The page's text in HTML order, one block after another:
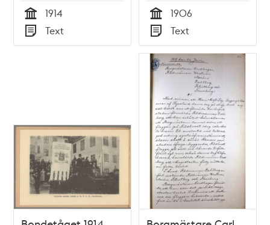
Tid
1914
Typ
Text
kvinnorna – ett
föredrag 7/3 1906 af
S. Dahlbäck.
Tid
1906
Typ
Text